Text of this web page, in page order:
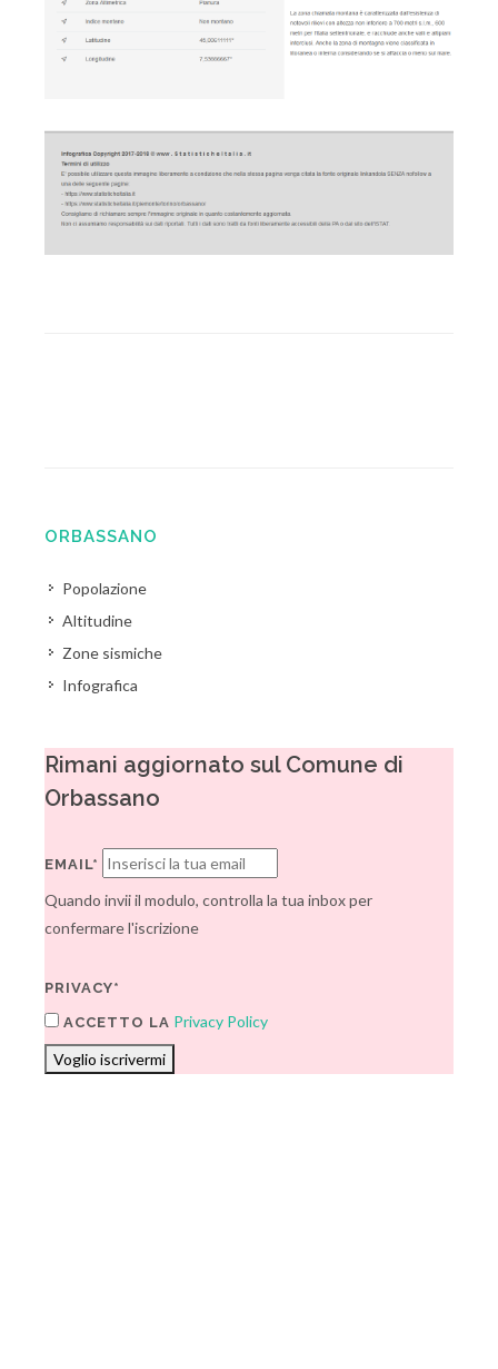
ORBASSANO
Popolazione
Altitudine
Zone sismiche
Infografica
Rimani aggiornato sul Comune di
Orbassano
EMAIL*
Quando invii il modulo, controlla la tua inbox per
confermare l'iscrizione
PRIVACY*
ACCETTO LA Privacy Policy
Voglio iscrivermi